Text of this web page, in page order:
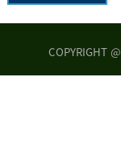
COPYRIGHT